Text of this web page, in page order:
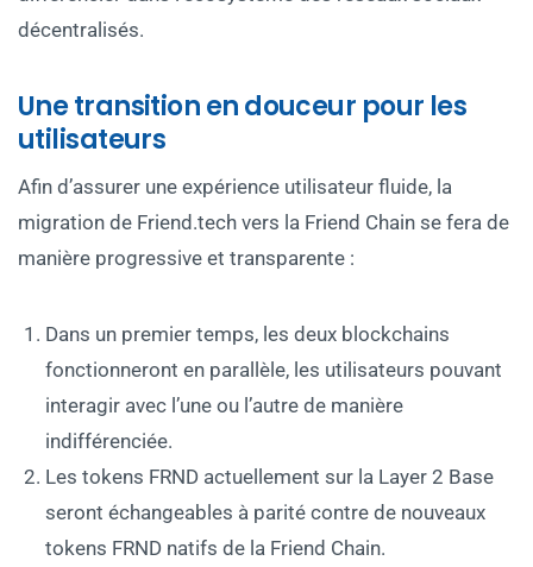
décentralisés.
Une transition en douceur pour les
utilisateurs
Afin d’assurer une expérience utilisateur fluide, la
migration de Friend.tech vers la Friend Chain se fera de
manière progressive et transparente :
Dans un premier temps, les deux blockchains
fonctionneront en parallèle, les utilisateurs pouvant
interagir avec l’une ou l’autre de manière
indifférenciée.
Les tokens FRND actuellement sur la Layer 2 Base
seront échangeables à parité contre de nouveaux
tokens FRND natifs de la Friend Chain.